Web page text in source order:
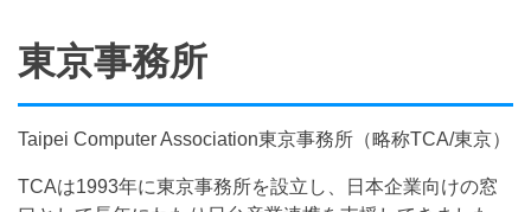
東京事務所
Taipei Computer Association東京事務所（略称TCA/東京）
TCAは1993年に東京事務所を設立し、日本企業向けの窓